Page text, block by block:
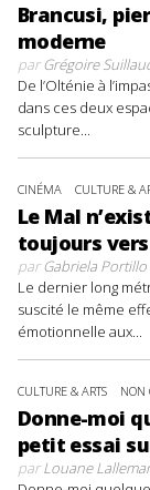
Brancusi,
moderne
parGrégoire
De l’Olténie à
dans ces deux
sculpture...
CINÉMA CULTURE &
Le Mal
toujours vers
parGabriela Portillo
Le dernier long
suscité le même
émotionnelle aux...
CULTURE & ARTS NON
Donne-moi
petit essai
parLouane